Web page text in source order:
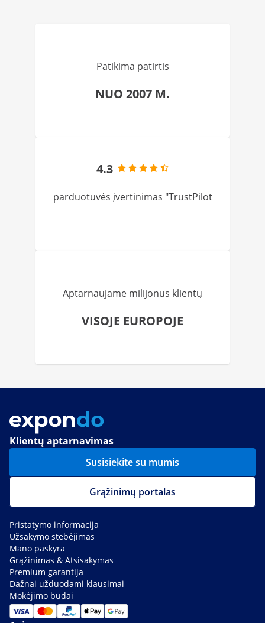
Patikima patirtis
NUO 2007 M.
4.3
parduotuvės įvertinimas "TrustPilot
Aptarnaujame milijonus klientų
VISOJE EUROPOJE
Klientų aptarnavimas
Susisiekite su mumis
Grąžinimų portalas
Pristatymo informacija
Užsakymo stebėjimas
Mano paskyra
Grąžinimas & Atsisakymas
Premium garantija
Dažnai užduodami klausimai
Mokėjimo būdai